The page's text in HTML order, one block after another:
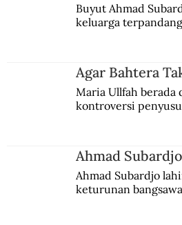
Buyut Ahmad
keluarga
Agar Bahtera
Maria Ullfah berada
kontroversi
Ahmad
Ahmad Subardjo
keturunan